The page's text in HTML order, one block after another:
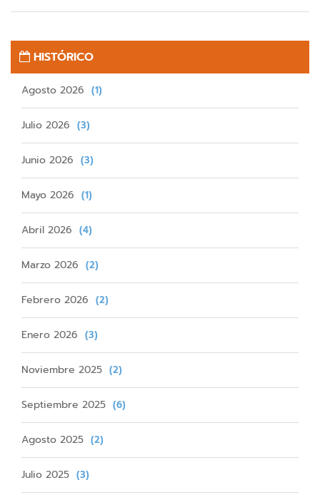
HISTÓRICO
Agosto 2026 (1)
Julio 2026 (3)
Junio 2026 (3)
Mayo 2026 (1)
Abril 2026 (4)
Marzo 2026 (2)
Febrero 2026 (2)
Enero 2026 (3)
Noviembre 2025 (2)
Septiembre 2025 (6)
Agosto 2025 (2)
Julio 2025 (3)